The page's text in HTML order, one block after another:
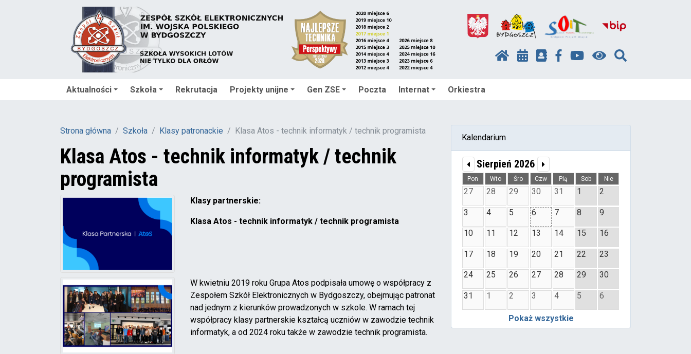
Aktualności Szkoła Rekrutacja Projekty unijne Gen ZSE Poczta Internat Orkiestra
Strona główna Szkoła Klasy patronackie Klasa Atos - technik informatyk / technik programista
Klasa Atos - technik informatyk / technik
programista
Klasy partnerskie:
Klasa Atos - technik informatyk / technik programista
W kwietniu 2019 roku Grupa Atos podpisała umowę o współpracy z
Zespołem Szkół Elektronicznych w Bydgoszczy, obejmując patronat
nad jednym z kierunków prowadzonych w szkole. W ramach tej
współpracy klasy partnerskie kształcą uczniów w zawodzie technik
informatyk, a od 2024 roku także w zawodzie technik programista.
Kalendarium
Sierpień 2026
Pon Wto Śro Czw Pią Sob Nie
27 28 29 30 31 1 2
3 4 5 6 7 8 9
10 11 12 13 14 15 16
17 18 19 20 21 22 23
24 25 26 27 28 29 30
31 1 2 3 4 5 6
Pokaż wszystkie